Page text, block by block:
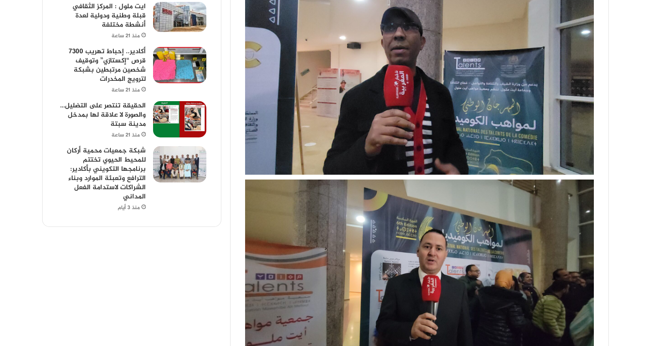
ايت ملول : المركز الثقافي
قبلة وطنية ودولية لعدة
أنشطة مختلفة
منذ 21 ساعة
أكادير.. إحباط تهريب 7300
قرص “إكستازي” وتوقيف
شخصين مرتبطين بشبكة
لترويج المخدرات
منذ 21 ساعة
الحقيقة تنتصر على التضليل…
والصورة لا علاقة لها بمدخل
مدينة سبتة
منذ 21 ساعة
شبكة جمعيات محمية أركان
للمحيط الحيوي تختتم
برنامجها التكويني بأكادير:
الترافع وتعبئة الموارد وبناء
الشراكات لاستدامة الفعل
المداني
منذ 3 أيام